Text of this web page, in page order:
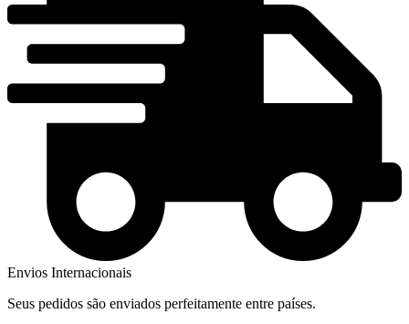
Envios Internacionais
Seus pedidos são enviados perfeitamente entre países.